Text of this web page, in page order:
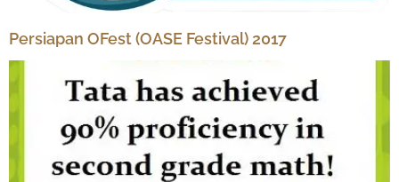
Persiapan OFest (OASE Festival) 2017